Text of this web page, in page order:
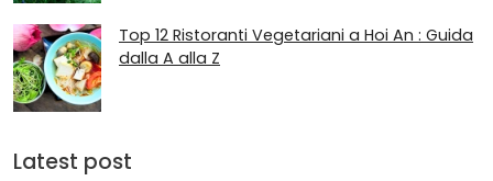
Top 12 Ristoranti Vegetariani a Hoi An : Guida
dalla A alla Z
Latest post